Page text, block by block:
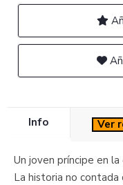
Info Ver
Un joven príncipe en
La historia no contada